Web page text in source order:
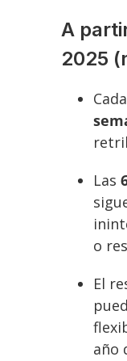
A
2025
Las
o
El
año